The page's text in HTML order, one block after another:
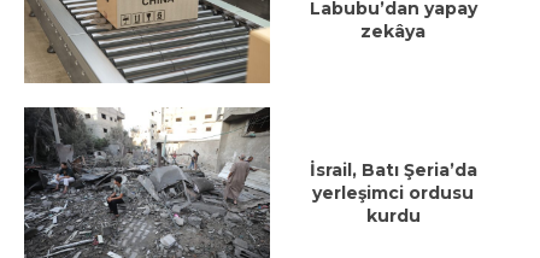
Labubu’dan yapay
zekâya
İsrail, Batı Şeria’da
yerleşimci ordusu
kurdu